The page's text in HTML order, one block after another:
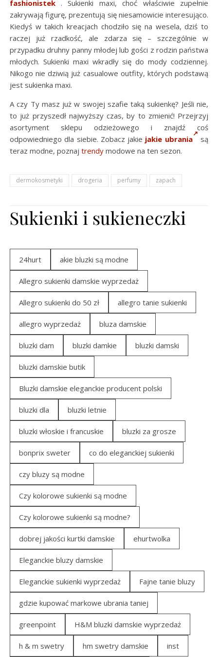
fashionistek . Sukienki maxi, choć właściwie zupełnie
zakrywają figurę, prezentują się niesamowicie interesująco.
Kiedyś w takich kreacjach chodziło się na wesela, dziś to
raczej już rzadkość, ale zdarza się – szczególnie w
przypadku druhny panny młodej lub gości z rodzin państwa
młodych. Sukienki maxi wkradły się do mody codziennej.
Nikogo nie dziwią już casualowe outfity, których podstawą
jest sukienka maxi.
A czy Ty masz już w swojej szafie taką sukienkę? Jeśli nie,
to już przyszedł najwyższy czas, by to zmienić! Przejrzyj
asortyment sklepu odzieżowego i znajdź coś
odpowiedniego dla siebie. Zobacz jakie jakie ubrania
są
teraz modne, poznaj trendy modowe na ten sezon.
dermokosmetyki drogeria perfumy zapach
Sukienki i sukieneczki
24hurt akie bluzki są modne
Allegro sukienki damskie wyprzedaż
Allegro sukienki do 50 zł allegro tanie sukienki
allegro wyprzedaż bluza damskie
bluzki dam bluzki damkie bluzki damski
bluzki damskie butik
Bluzki damskie eleganckie producent polski
bluzki dla bluzki letnie
bluzki włoskie i francuskie bluzki za grosze
bonprix sweter co do eleganckiej sukienki
czy bluzy są modne
Czy kolorowe sukienki są modne
Czy kolorowe sukienki są modne?
dobrej jakości kurtki damskie ehurtwolka
Eleganckie bluzy damskie
Eleganckie sukienki wyprzedaż Fajne tanie bluzy
gdzie kupować markowe ubrania taniej
greenpoint H&M bluzki damskie wyprzedaż
h & m swetry hm swetry damskie inst